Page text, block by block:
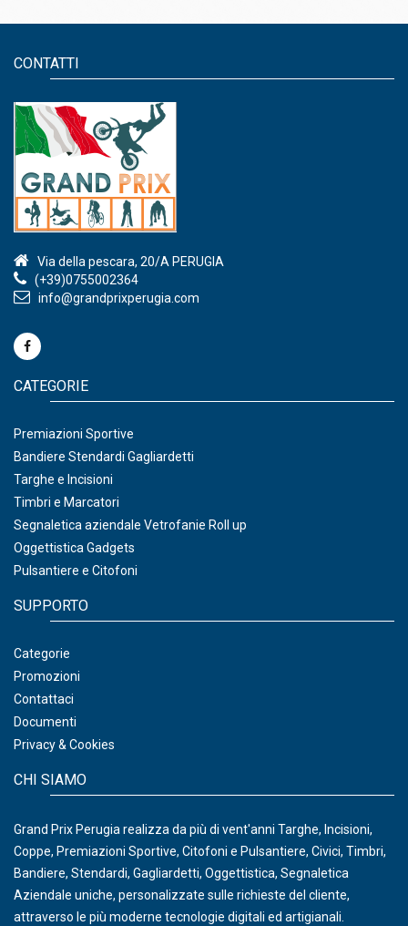
CONTATTI
Via della pescara, 20/A PERUGIA
(+39)0755002364
info@grandprixperugia.com
CATEGORIE
Premiazioni Sportive
Bandiere Stendardi Gagliardetti
Targhe e Incisioni
Timbri e Marcatori
Segnaletica aziendale Vetrofanie Roll up
Oggettistica Gadgets
Pulsantiere e Citofoni
SUPPORTO
Categorie
Promozioni
Contattaci
Documenti
Privacy & Cookies
CHI SIAMO
Grand Prix Perugia realizza da più di vent'anni Targhe, Incisioni,
Coppe, Premiazioni Sportive, Citofoni e Pulsantiere, Civici, Timbri,
Bandiere, Stendardi, Gagliardetti, Oggettistica, Segnaletica
Aziendale uniche, personalizzate sulle richieste del cliente,
attraverso le più moderne tecnologie digitali ed artigianali.